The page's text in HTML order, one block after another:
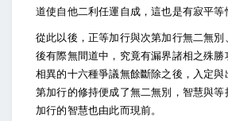
道使自他二利任運自成，這也是有寂平等
從此以後，正等加行與次第加行無二無
後有際無間道中，究竟有漏界諸相之殊
相異的十六種爭議無餘斷除之後，入定與
第加行的修持便成了無二無別，智慧與
加行的智慧也由此而現前。